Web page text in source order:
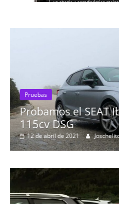
Pruebas
19 de abril de 2020